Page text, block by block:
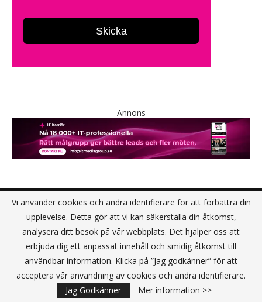
Annons
KONTAKT
IT Media Group AB
C/O Convendum
Kungsgatan 9
Vi använder cookies och andra identifierare för att förbättra din
upplevelse. Detta gör att vi kan säkerställa din åtkomst,
analysera ditt besök på vår webbplats. Det hjälper oss att
erbjuda dig ett anpassat innehåll och smidig åtkomst till
användbar information. Klicka på ”Jag godkänner” för att
acceptera vår användning av cookies och andra identifierare.
Jag Godkänner
Mer information >>